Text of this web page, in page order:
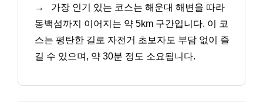
→
가장 인기 있는 코스는 해운대 해변을 따라
동백섬까지 이어지는 약 5km 구간입니다. 이 코
스는 평탄한 길로 자전거 초보자도 부담 없이 즐
길 수 있으며, 약 30분 정도 소요됩니다.